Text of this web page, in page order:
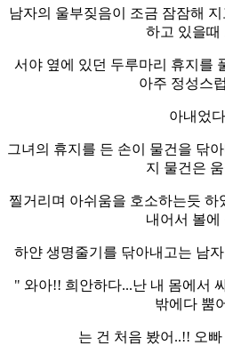
남자의 울부짖음이 조금 잠잠해
하고 있을때
서야 옆에 있던 두루마리 휴지를
아주 정성스
아내었
그녀의 휴지를 든 손이 물건을 닦
지 물건은
찔거리며 아쉬움을 호소하는듯 하
내어서 볼에
하얀 생명줄기를 닦아내고는 남
" 와아!! 희안하다...난 내 몸에서
밖에다 뿜
는 건 처음 봤어..!! 오